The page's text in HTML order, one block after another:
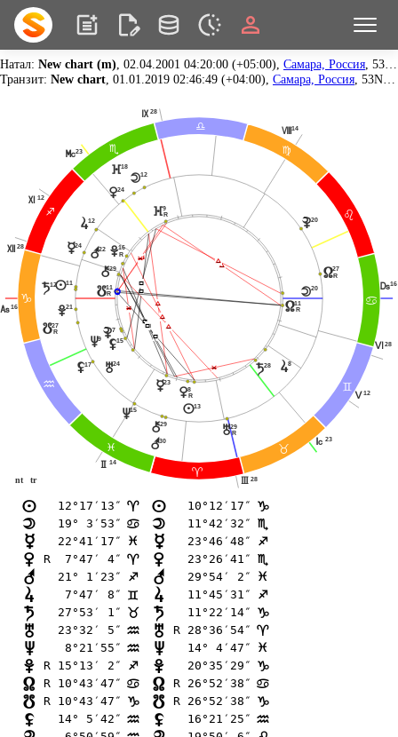
Натал: New chart (m) , 02.04.2001 04:20:00 (+05:00), Самара, Россия , 53N12, 50E09
Транзит: New chart , 01.01.2019 02:46:49 (+04:00), Самара, Россия , 53N12, 50E09
;
<
>
?
@
A
B
C
D
E
F
u29
R
x27
R
{20
o12
}18
q24
s12
p24
n11
t12
w21
y27
R
z17
v15
|29
r30
16
G
14
H
28
23
J
12
K
28
L
16
M
14
N
28
O
23
P
12
Q
28
R
q8
R
n13
t28 s8
x11
R
o20
}9
R
w16
R
r22
|29
y11
R
{7
v9 z15
u24
p23
Ë
Ï
Ë
Í
Ë
Ï
Í
Í
Ï
Í
Ï
Ë
Í
Ï
Í
nt tr
n 12°17′13″ ;
o 19° 3′53″ >
p 22°41′17″ F
q R  7°47′ 4″ ;
r 21° 1′23″ C
s 7°47′ 8″ =
t 27°53′ 1″ <
u 23°32′ 5″ E
v 8°21′55″ E
w R 15°13′ 2″ C
x R 10°43′47″ >
y R 10°43′47″ D
z 14° 5′42″ E
n 10°12′17″ D
o 11°42′32″ B
p 23°46′48″ C
q 23°26′41″ B
r 29°54′ 2″ F
s 11°45′31″ C
t 11°22′14″ D
u R 28°36′54″ ;
v 14° 4′47″ F
w 20°35′29″ D
x R 26°52′38″ >
y R 26°52′38″ D
z 16°21′25″ E